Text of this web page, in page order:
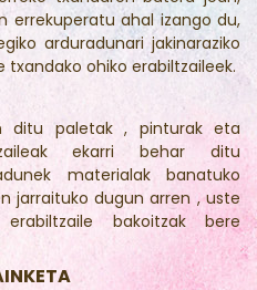
errekuperatu ahal izango du,
arduradunari jakinaraziko
ohiko erabiltzaileek.
ditu paletak , pinturak eta
ekarri behar ditu
materialak banatuko
jarraituko dugun arren , uste
bakoitzak bere